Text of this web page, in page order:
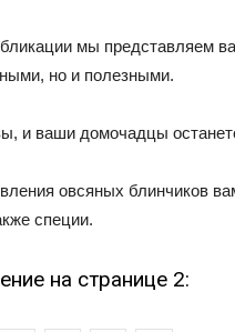
мы представляем
но и полезными.
и ваши домочадцы
овсяных блинчиков
специи.
на странице 2: